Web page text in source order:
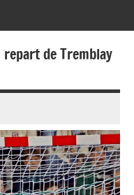
repart de Tremblay